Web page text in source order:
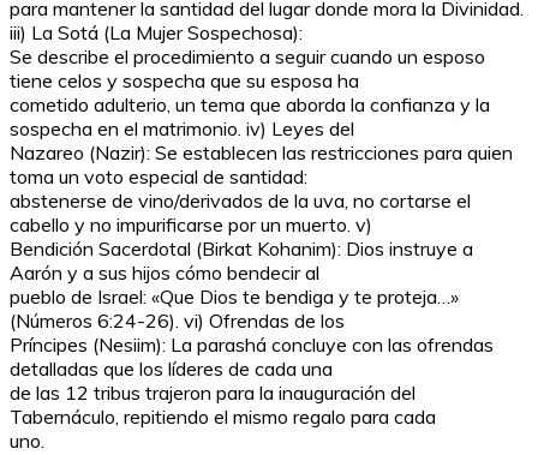
para mantener la santidad del lugar donde mora la Divinidad.
iii) La Sotá (La Mujer Sospechosa):
Se describe el procedimiento a seguir cuando un esposo
tiene celos y sospecha que su esposa ha
cometido adulterio, un tema que aborda la confianza y la
sospecha en el matrimonio. iv) Leyes del
Nazareo (Nazir): Se establecen las restricciones para quien
toma un voto especial de santidad:
abstenerse de vino/derivados de la uva, no cortarse el
cabello y no impurificarse por un muerto. v)
Bendición Sacerdotal (Birkat Kohanim): Dios instruye a
Aarón y a sus hijos cómo bendecir al
pueblo de Israel: «Que Dios te bendiga y te proteja…»
(Números 6:24-26). vi) Ofrendas de los
Príncipes (Nesiim): La parashá concluye con las ofrendas
detalladas que los líderes de cada una
de las 12 tribus trajeron para la inauguración del
Tabernáculo, repitiendo el mismo regalo para cada
uno.